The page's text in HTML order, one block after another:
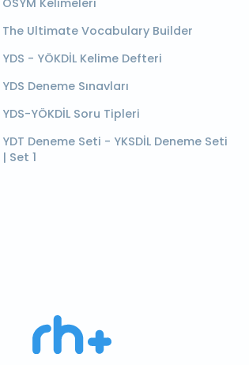
ÖSYM Kelimeleri
The Ultimate Vocabulary Builder
YDS - YÖKDİL Kelime Defteri
YDS Deneme Sınavları
YDS-YÖKDİL Soru Tipleri
YDT Deneme Seti - YKSDİL Deneme Seti
| Set 1